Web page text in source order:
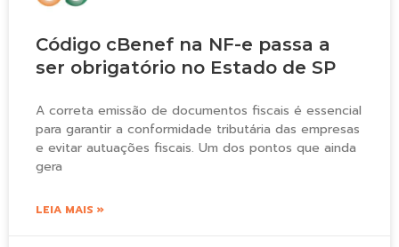
Código cBenef na NF-e passa a
ser obrigatório no Estado de SP
A correta emissão de documentos fiscais é essencial
para garantir a conformidade tributária das empresas
e evitar autuações fiscais. Um dos pontos que ainda
gera
LEIA MAIS »